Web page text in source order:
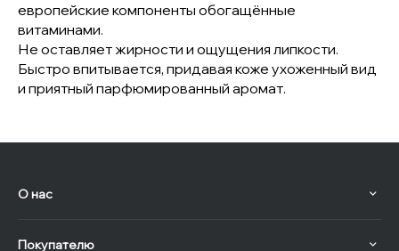
европейские компоненты обогащённые
витаминами.
Не оставляет жирности и ощущения липкости.
Быстро впитывается, придавая коже ухоженный вид
и приятный парфюмированный аромат.
О нас
Покупателю